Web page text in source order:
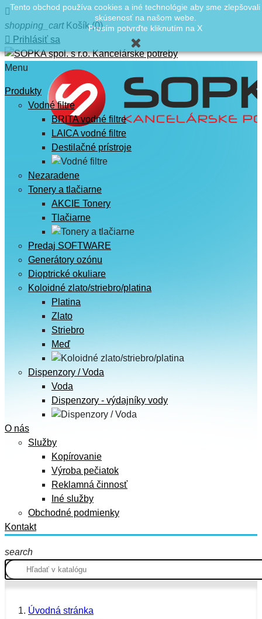

shopping_cart Košík (0)
 Prihlásiť sa
Menu
Produkty
Vodné filtre
BRITA vodné filtre
LAICA vodné filtre
Destilačné prístroje
Nezaradene
Tonery a tlačiarne
AKCIE Tonery
Tlačiarne
Predaj SOFTWARE
Generátory ozónu
Dioptrické okuliare
Koloidné zlato/striebro/platina
Platina
Zlato
Striebro
Meď
Dispenzory / Voda
Voda
Dispenzory - výdajníky vody
O nás
Služby
Kopírovanie
Výroba pečiatok
Reklamná činnosť
Iné služby
Obchodné podmienky
Kontakt
search
Úvodná stránka
Tento obchod používa cookies a iné technológie aby sme zlepšovali
skúsenosť na našom webe.
Prosím potvrďte kliknutím na X